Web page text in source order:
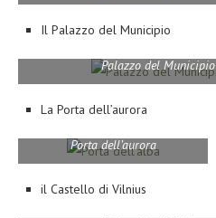
Il Palazzo del Municipio
Palazzo del Municipio
La Porta dell’aurora
Porta dell’aurora
il Castello di Vilnius